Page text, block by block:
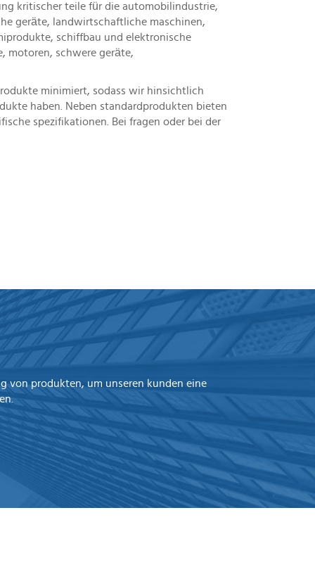
kritischer teile für die automobilindustrie,
geräte, landwirtschaftliche maschinen,
schiffbau und elektronische
motoren, schwere geräte,
minimiert, sodass wir hinsichtlich
haben. Neben standardprodukten bieten
spezifikationen. Bei fragen oder bei der
von produkten, um unseren kunden eine